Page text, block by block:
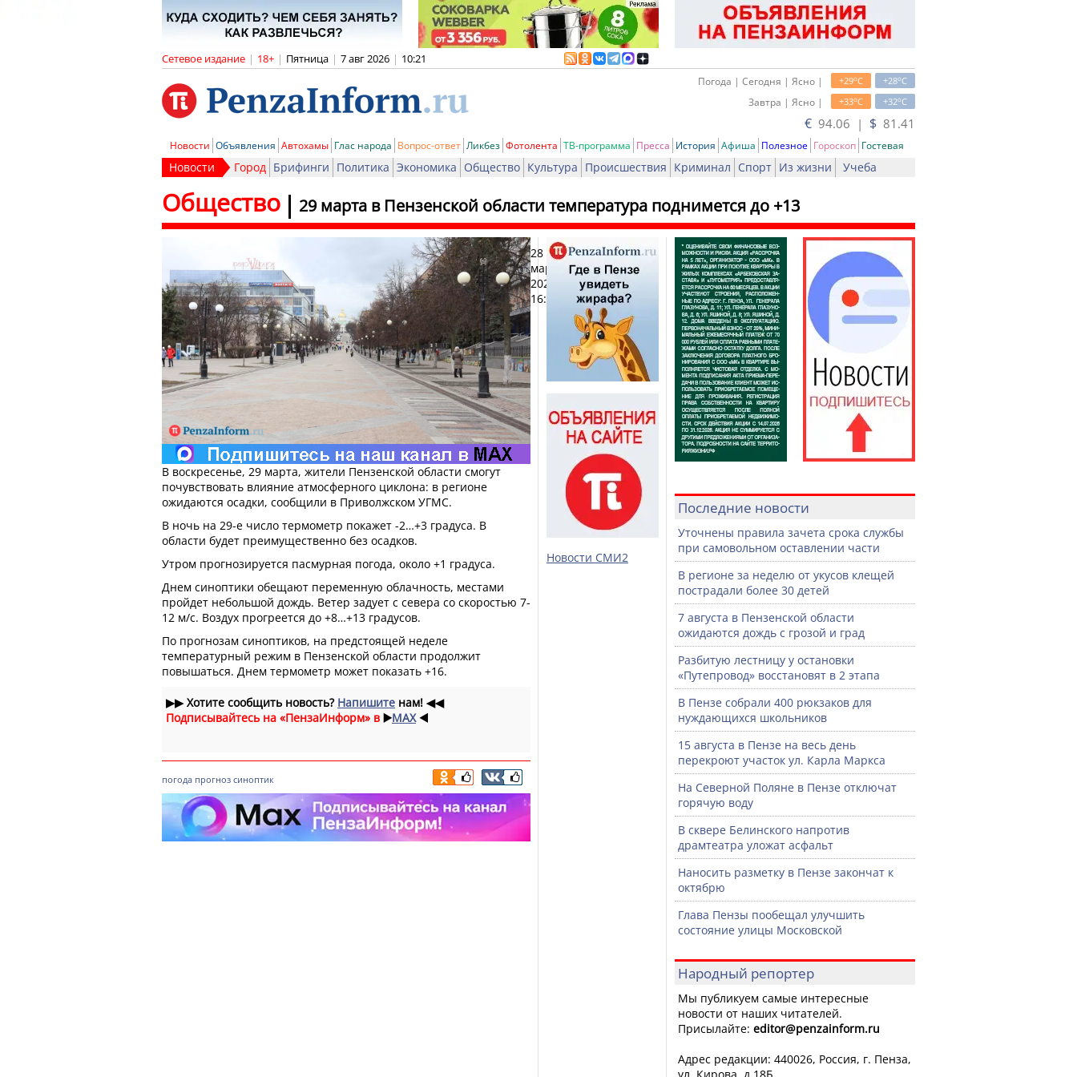
Сетевое издание | 18+ | Пятница | 7 авг 2026 | 10:21
+28oC
+29oC
Погода | Сегодня | Ясно |
+32oC
+33oC
Завтра | Ясно |
€ 94.06 | $ 81.41
Новости Объявления Автохамы Глас народа Вопрос-ответ Ликбез Фотолента ТВ-программа Пресса История Афиша Полезное Гороскоп Гостевая
Новости Город Брифинги Политика Экономика Общество Культура Происшествия Криминал Спорт Из жизни Учеба
29 марта в Пензенской области температура поднимется до +13
Общество
28
марта
2026,
16:45
Печать
В воскресенье, 29 марта, жители Пензенской области смогут
почувствовать влияние атмосферного циклона: в регионе
ожидаются осадки, сообщили в Приволжском УГМС.
В ночь на 29-е число термометр покажет -2…+3 градуса. В
области будет преимущественно без осадков.
Утром прогнозируется пасмурная погода, около +1 градуса.
Днем синоптики обещают переменную облачность, местами
пройдет небольшой дождь. Ветер задует с севера со скоростью 7-
12 м/с. Воздух прогреется до +8…+13 градусов.
По прогнозам синоптиков, на предстоящей неделе
температурный режим в Пензенской области продолжит
повышаться. Днем термометр может показать +16.
▶▶Хотите сообщить новость? Напишите нам! ◀◀
Подписывайтесь на «ПензаИнформ» в ▶️MAX ◀️
погода прогноз синоптик
Новости СМИ2
Последние новости
Уточнены правила зачета срока службы
при самовольном оставлении части
В регионе за неделю от укусов клещей
пострадали более 30 детей
7 августа в Пензенской области
ожидаются дождь с грозой и град
Разбитую лестницу у остановки
«Путепровод» восстановят в 2 этапа
В Пензе собрали 400 рюкзаков для
нуждающихся школьников
15 августа в Пензе на весь день
перекроют участок ул. Карла Маркса
На Северной Поляне в Пензе отключат
горячую воду
В сквере Белинского напротив
драмтеатра уложат асфальт
Наносить разметку в Пензе закончат к
октябрю
Глава Пензы пообещал улучшить
состояние улицы Московской
Народный репортер
Мы публикуем самые интересные
новости от наших читателей.
Присылайте: editor@penzainform.ru
Адрес редакции: 440026, Россия, г. Пенза,